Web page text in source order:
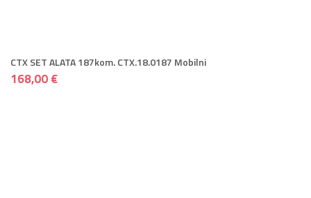
CTX SET ALATA 187kom. CTX.18.0187 Mobilni
168,00 €